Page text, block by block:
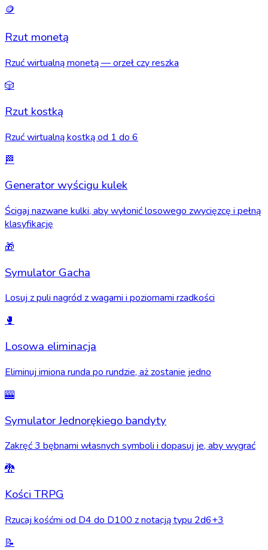
🪙
Rzut monetą
Rzuć wirtualną monetą — orzeł czy reszka
🎲
Rzut kostką
Rzuć wirtualną kostką od 1 do 6
🏁
Generator wyścigu kulek
Ścigaj nazwane kulki, aby wyłonić losowego zwycięzcę i pełną
klasyfikację
🎁
Symulator Gacha
Losuj z puli nagród z wagami i poziomami rzadkości
🥊
Losowa eliminacja
Eliminuj imiona runda po rundzie, aż zostanie jedno
🎰
Symulator Jednorękiego bandyty
Zakręć 3 bębnami własnych symboli i dopasuj je, aby wygrać
🐉
Kości TRPG
Rzucaj kośćmi od D4 do D100 z notacją typu 2d6+3
📝